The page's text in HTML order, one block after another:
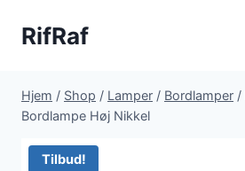
RifRaf
Hjem / Shop / Lamper / Bordlamper /
Bordlampe Høj Nikkel
Tilbud!